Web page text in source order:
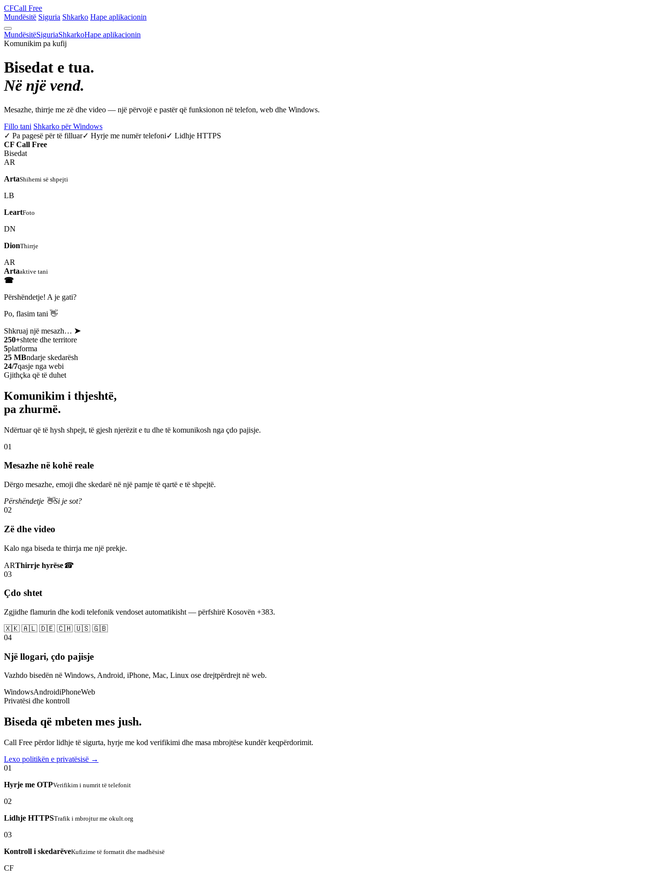
CFCall Free
Mundësitë Siguria Shkarko Hape aplikacionin
MundësitëSiguriaShkarkoHape aplikacionin
Komunikim pa kufij
Bisedat e tua.
Në një vend.
Mesazhe, thirrje me zë dhe video — një përvojë e pastër që funksionon në telefon, web dhe Windows.
Fillo tani Shkarko për Windows
✓ Pa pagesë për të filluar✓ Hyrje me numër telefoni✓ Lidhje HTTPS
CF Call Free
Bisedat
AR
ArtaShihemi së shpejti
LB
LeartFoto
DN
DionThirrje
AR
Artaaktive tani
☎
Përshëndetje! A je gati?
Po, flasim tani 👋
Shkruaj një mesazh… ➤
250+shtete dhe territore
5platforma
25 MBndarje skedarësh
24/7qasje nga webi
Gjithçka që të duhet
Komunikim i thjeshtë,
pa zhurmë.
Ndërtuar që të hysh shpejt, të gjesh njerëzit e tu dhe të komunikosh nga çdo pajisje.
01
Mesazhe në kohë reale
Dërgo mesazhe, emoji dhe skedarë në një pamje të qartë e të shpejtë.
Përshëndetje 👋Si je sot?
02
Zë dhe video
Kalo nga biseda te thirrja me një prekje.
ARThirrje hyrëse☎
03
Çdo shtet
Zgjidhe flamurin dhe kodi telefonik vendoset automatikisht — përfshirë Kosovën +383.
🇽🇰 🇦🇱 🇩🇪 🇨🇭 🇺🇸 🇬🇧
04
Një llogari, çdo pajisje
Vazhdo bisedën në Windows, Android, iPhone, Mac, Linux ose drejtpërdrejt në web.
WindowsAndroidiPhoneWeb
Privatësi dhe kontroll
Biseda që mbeten mes jush.
Call Free përdor lidhje të sigurta, hyrje me kod verifikimi dhe masa mbrojtëse kundër keqpërdorimit.
Lexo politikën e privatësisë →
01
Hyrje me OTPVerifikim i numrit të telefonit
02
Lidhje HTTPSTrafik i mbrojtur me okult.org
03
Kontroll i skedarëveKufizime të formatit dhe madhësisë
CF